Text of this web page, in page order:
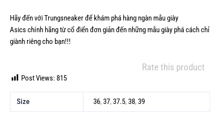
Hãy đến với Trungsneaker để khám phá hàng ngàn mẫugiày
Asics chính hãng từ cổ điển đơn giản đến những mẫu giày phá cách chỉ
giành riêng cho bạn!!!
Rate this product
Post Views: 815
Size 36,37,37.5,38,39